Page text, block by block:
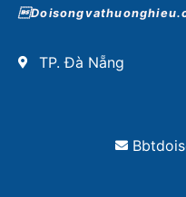
TP. Đà Nẵng